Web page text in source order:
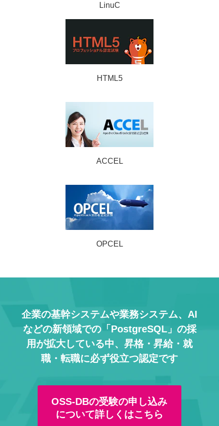
LinuC
HTML5
ACCEL
OPCEL
企業の基幹システムや業務システム、AI
などの新領域での「PostgreSQL」の採
用が拡大している中、 昇格・昇給・就
職・転職に必ず役立つ認定です
OSS-DBの受験の申し込み
について詳しくはこちら